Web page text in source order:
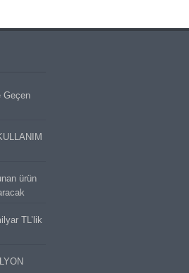
Geçen
ürün
TL’lik